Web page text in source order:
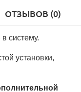
ОТЗЫВОВ (0)
систему.
установки,